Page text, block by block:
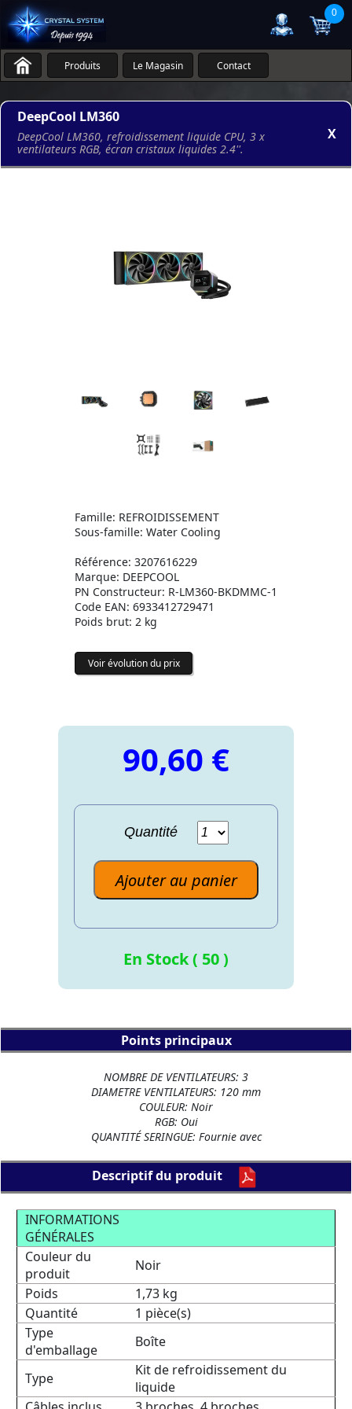
0
Produits Le Magasin Contact
DeepCool LM360
DeepCool LM360, refroidissement liquide CPU, 3 x
ventilateurs RGB, écran cristaux liquides 2.4''.
X
Famille: REFROIDISSEMENT
Sous-famille: Water Cooling
Référence: 3207616229
Marque: DEEPCOOL
PN Constructeur: R-LM360-BKDMMC-1
Code EAN: 6933412729471
Poids brut: 2 kg
Voir évolution du prix
90,60 €
Quantité
Ajouter au panier
En Stock ( 50 )
Points principaux
NOMBRE DE VENTILATEURS: 3
DIAMETRE VENTILATEURS: 120 mm
COULEUR: Noir
RGB: Oui
QUANTITÉ SERINGUE: Fournie avec
Descriptif du produit
INFORMATIONS
GÉNÉRALES
Couleur du
produit
Noir
Poids
1,73 kg
Quantité
1 pièce(s)
Type
d'emballage
Boîte
Type
Kit de refroidissement du
liquide